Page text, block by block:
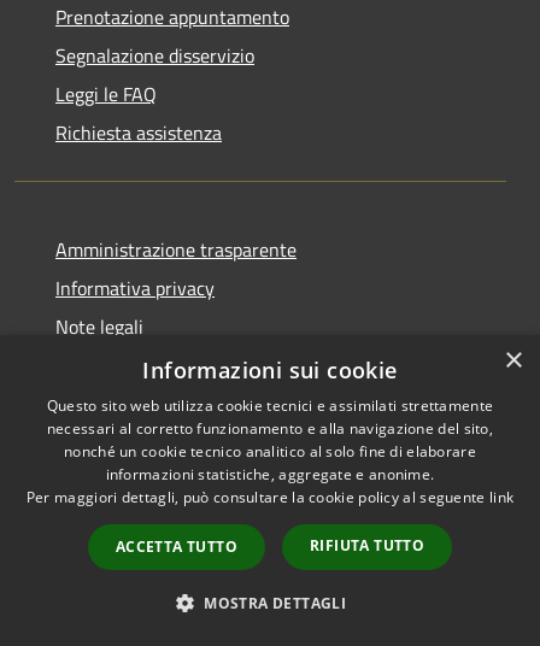
Prenotazione appuntamento
Segnalazione disservizio
Leggi le FAQ
Richiesta assistenza
Amministrazione trasparente
Informativa privacy
Note legali
Dichiarazione di accessibilità
RSS
Accessibilità
Copyright © 2026 • Comune di
Municipium•
Accesso
redazione
×
Informazioni sui cookie
Questo sito web utilizza cookie tecnici e assimilati strettamente
necessari al corretto funzionamento e alla navigazione del sito,
nonché un cookie tecnico analitico al solo fine di elaborare
informazioni statistiche, aggregate e anonime.
Per maggiori dettagli, può consultare la cookie policy al seguente link
ACCETTA TUTTO RIFIUTA TUTTO
MOSTRA DETTAGLI